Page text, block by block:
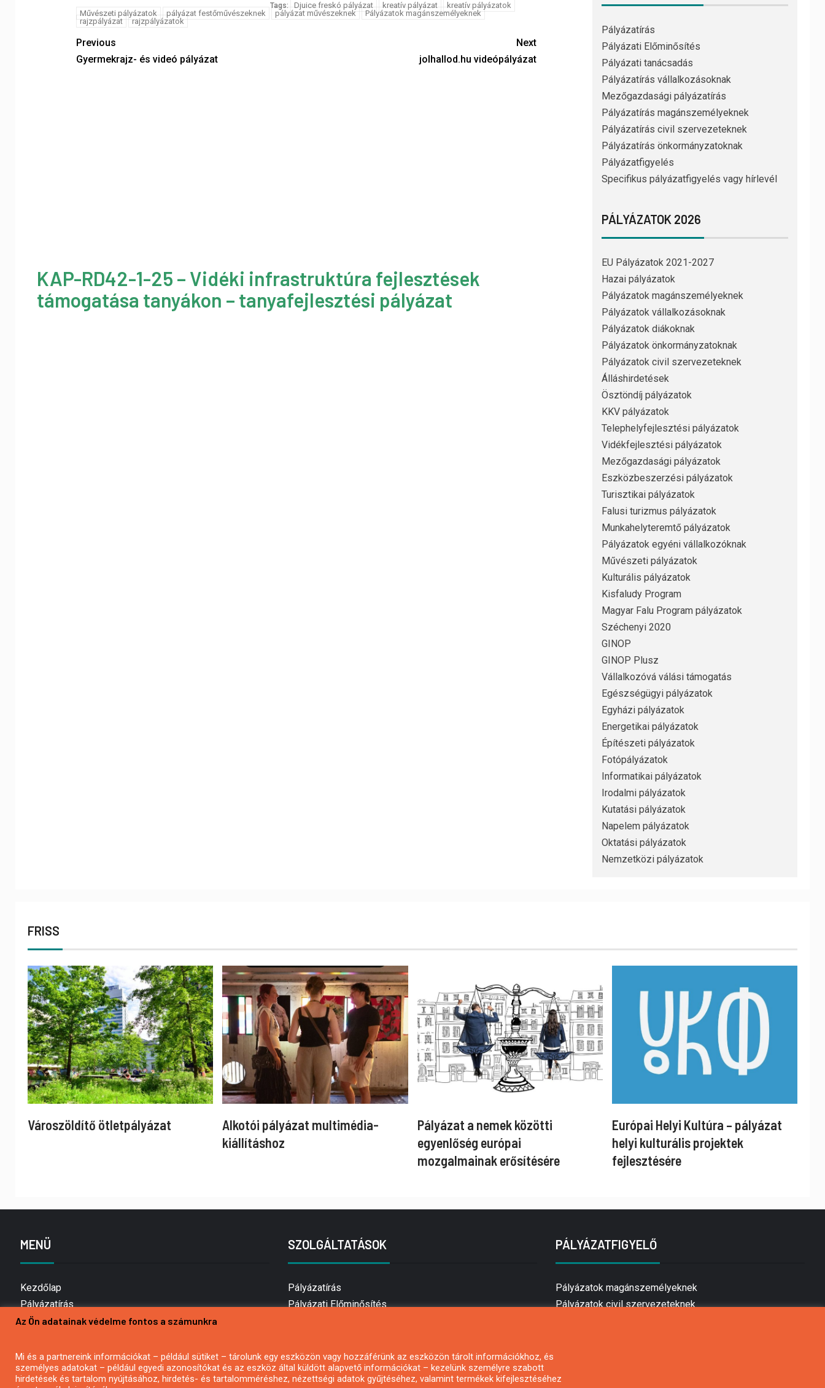
Tags: Djuice freskó pályázat kreatív pályázat
kreatív pályázatok
Művészeti pályázatok
pályázat festőművészeknek pályázat művészeknek
Pályázatok magánszemélyeknek
rajzpályázat
rajzpályázatok
Previous
Gyermekrajz- és videó pályázat
Next
jolhallod.hu videópályázat
KAP-RD42-1-25 – Vidéki infrastruktúra fejlesztések
támogatása tanyákon – tanyafejlesztési pályázat
Pályázatírás
Pályázati Előminősítés
Pályázati tanácsadás
Pályázatírás vállalkozásoknak
Mezőgazdasági pályázatírás
Pályázatírás magánszemélyeknek
Pályázatírás civil szervezeteknek
Pályázatírás önkormányzatoknak
Pályázatfigyelés
Specifikus pályázatfigyelés vagy hírlevél
PÁLYÁZATOK 2026
EU Pályázatok 2021-2027
Hazai pályázatok
Pályázatok magánszemélyeknek
Pályázatok vállalkozásoknak
Pályázatok diákoknak
Pályázatok önkormányzatoknak
Pályázatok civil szervezeteknek
Álláshirdetések
Ösztöndíj pályázatok
KKV pályázatok
Telephelyfejlesztési pályázatok
Vidékfejlesztési pályázatok
Mezőgazdasági pályázatok
Eszközbeszerzési pályázatok
Turisztikai pályázatok
Falusi turizmus pályázatok
Munkahelyteremtő pályázatok
Pályázatok egyéni vállalkozóknak
Művészeti pályázatok
Kulturális pályázatok
Kisfaludy Program
Magyar Falu Program pályázatok
Széchenyi 2020
GINOP
GINOP Plusz
Vállalkozóvá válási támogatás
Egészségügyi pályázatok
Egyházi pályázatok
Energetikai pályázatok
Építészeti pályázatok
Fotópályázatok
Informatikai pályázatok
Irodalmi pályázatok
Kutatási pályázatok
Napelem pályázatok
Oktatási pályázatok
Nemzetközi pályázatok
FRISS
Városzöldítő ötletpályázat
Alkotói pályázat multimédia-
kiállításhoz
Pályázat a nemek közötti
egyenlőség európai
mozgalmainak erősítésére
Európai Helyi Kultúra – pályázat
helyi kulturális projektek
fejlesztésére
MENÜ
Kezdőlap
Pályázatírás
Bemutatkozás
Hírlevél feliratkozás
Impresszum
SZOLGÁLTATÁSOK
Pályázatírás
Pályázati Előminősítés
Mezőgazdasági pályázatírás
Pályázatírás magánszemélyeknek
PÁLYÁZATFIGYELŐ
Pályázatok magánszemélyeknek
Pályázatok civil szervezeteknek
Az Ön adatainak védelme fontos a számunkra
Mi és a partnereink információkat – például sütiket – tárolunk egy eszközön vagy hozzáférünk az eszközön tárolt információkhoz, és
személyes adatokat – például egyedi azonosítókat és az eszköz által küldött alapvető információkat – kezelünk személyre szabott
hirdetések és tartalom nyújtásához, hirdetés- és tartalomméréshez, nézettségi adatok gyűjtéséhez, valamint termékek kifejlesztéséhez